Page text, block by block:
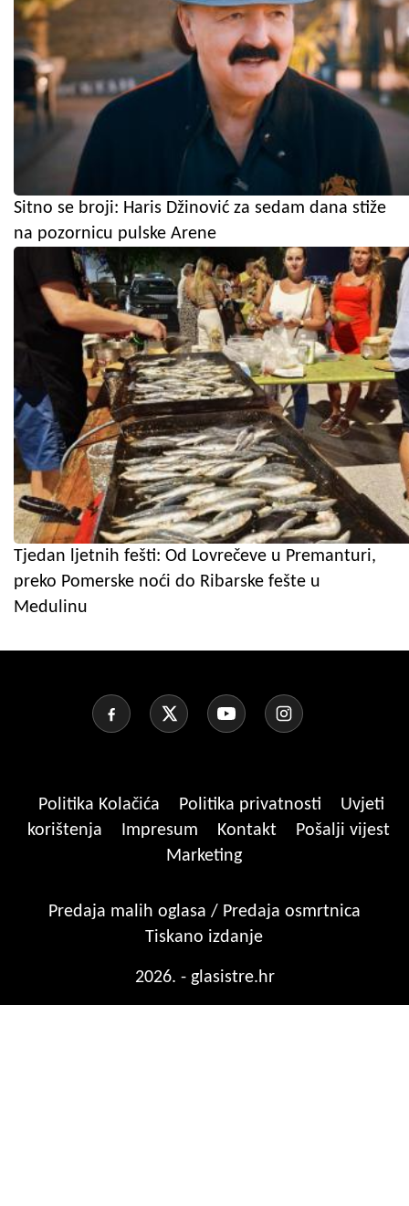
Sitno se broji: Haris Džinović za sedam dana stiže
na pozornicu pulske Arene
Tjedan ljetnih fešti: Od Lovrečeve u Premanturi,
preko Pomerske noći do Ribarske fešte u
Medulinu
Politika Kolačića Politika privatnosti
Uvjeti
korištenja
Impresum Kontakt
Pošalji vijest
Marketing
Predaja malih oglasa / Predaja osmrtnica
Tiskano izdanje
2026. - glasistre.hr